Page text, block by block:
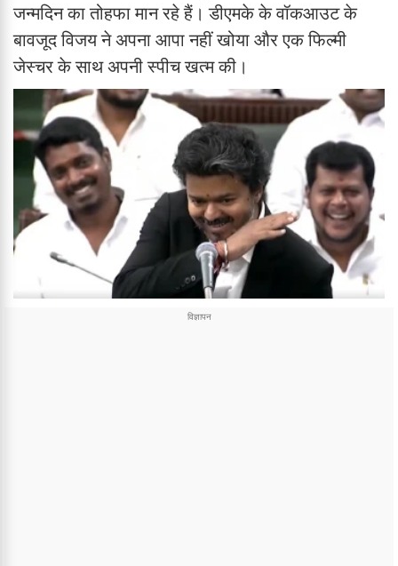
जन्मदिन का तोहफा मान रहे हैं। डीएमके के वॉकआउट के
बावजूद विजय ने अपना आपा नहीं खोया और एक फिल्मी
जेस्चर के साथ अपनी स्पीच खत्म की।